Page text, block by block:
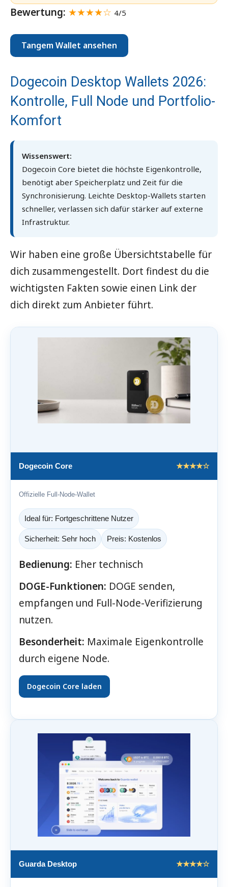
Bewertung: ★★★★☆ 4/5
Tangem Wallet ansehen
Dogecoin Desktop Wallets 2026:
Kontrolle, Full Node und Portfolio-
Komfort
Wissenswert:
Dogecoin Core bietet die höchste Eigenkontrolle,
benötigt aber Speicherplatz und Zeit für die
Synchronisierung. Leichte Desktop-Wallets starten
schneller, verlassen sich dafür stärker auf externe
Infrastruktur.
Wir haben eine große Übersichtstabelle für
dich zusammengestellt. Dort findest du die
wichtigsten Fakten sowie einen Link der
dich direkt zum Anbieter führt.
Dogecoin Core ★★★★☆
Offizielle Full-Node-Wallet
Ideal für: Fortgeschrittene Nutzer
Sicherheit: Sehr hoch Preis: Kostenlos
Bedienung: Eher technisch
DOGE-Funktionen: DOGE senden,
empfangen und Full-Node-Verifizierung
nutzen.
Besonderheit: Maximale Eigenkontrolle
durch eigene Node.
Dogecoin Core laden
Guarda Desktop ★★★★☆